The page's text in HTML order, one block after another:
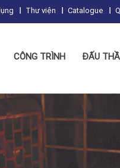
Thư viện Catalogue
CÔNG TRÌNH ĐẤU